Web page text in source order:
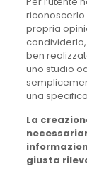
riconoscerlo
propria
ben
uno studio
una
La
giusta